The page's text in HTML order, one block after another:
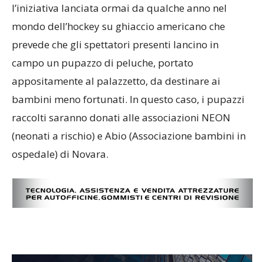
l’iniziativa lanciata ormai da qualche anno nel
mondo dell’hockey su ghiaccio americano che
prevede che gli spettatori presenti lancino in
campo un pupazzo di peluche, portato
appositamente al palazzetto, da destinare ai
bambini meno fortunati. In questo caso, i pupazzi
raccolti saranno donati alle associazioni NEON
(neonati a rischio) e Abio (Associazione bambini in
ospedale) di Novara.